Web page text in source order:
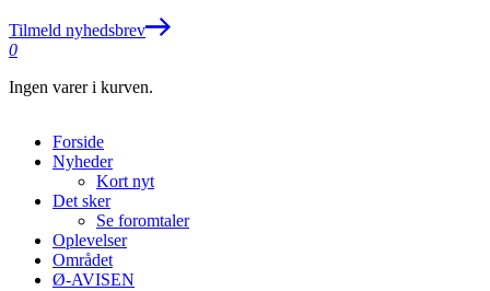
Tilmeld nyhedsbrev
0
Ingen varer i kurven.
Forside
Nyheder
Kort nyt
Det sker
Se foromtaler
Oplevelser
Området
Ø-AVISEN